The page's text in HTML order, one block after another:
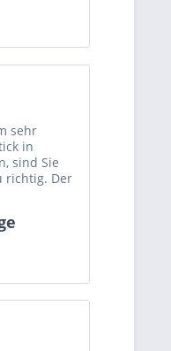
sehr
in
sind Sie
richtig. Der
massige